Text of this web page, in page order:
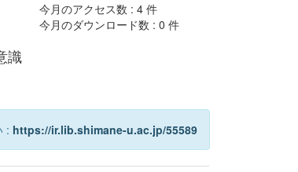
識
今月のアクセス数 :4 件
今月のダウンロード数 :0 件
: https://ir.lib.shimane-u.ac.jp/55589